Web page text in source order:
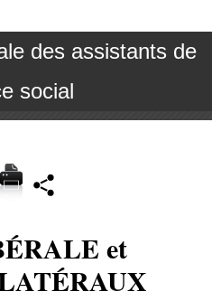
des assistants de
social
et